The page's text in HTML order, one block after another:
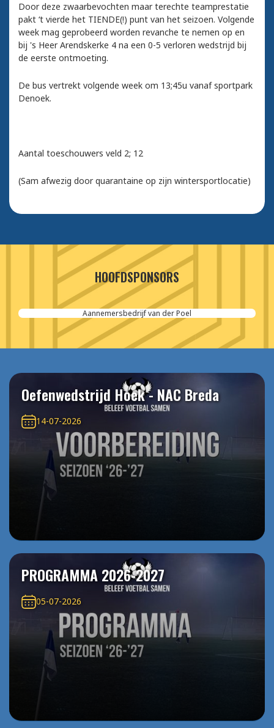
Door deze zwaarbevochten maar terechte teamprestatie
pakt ‘t vierde het TIENDE(!) punt van het seizoen. Volgende
week mag geprobeerd worden revanche te nemen op en
bij 's Heer Arendskerke 4 na een 0-5 verloren wedstrijd bij
de eerste ontmoeting.
De bus vertrekt volgende week om 13;45u vanaf sportpark
Denoek.
Aantal toeschouwers veld 2; 12
(Sam afwezig door quarantaine op zijn wintersportlocatie)
HOOFDSPONSORS
Aannemersbedrijf van der Poel
Oefenwedstrijd Hoek - NAC Breda
14-07-2026
PROGRAMMA 2026-2027
05-07-2026